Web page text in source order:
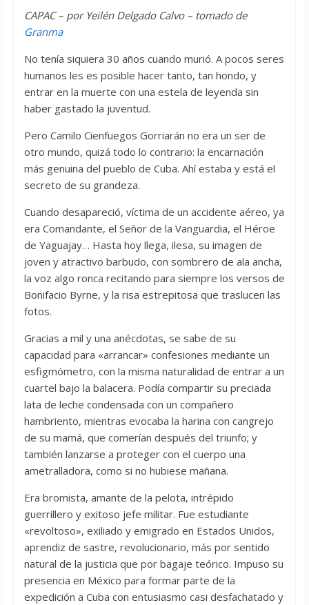
CAPAC – por Yeilén Delgado Calvo – tomado de
Granma
No tenía siquiera 30 años cuando murió. A pocos seres
humanos les es posible hacer tanto, tan hondo, y
entrar en la muerte con una estela de leyenda sin
haber gastado la juventud.
Pero Camilo Cienfuegos Gorriarán no era un ser de
otro mundo, quizá todo lo contrario: la encarnación
más genuina del pueblo de Cuba. Ahí estaba y está el
secreto de su grandeza.
Cuando desapareció, víctima de un accidente aéreo, ya
era Comandante, el Señor de la Vanguardia, el Héroe
de Yaguajay… Hasta hoy llega, ilesa, su imagen de
joven y atractivo barbudo, con sombrero de ala ancha,
la voz algo ronca recitando para siempre los versos de
Bonifacio Byrne, y la risa estrepitosa que traslucen las
fotos.
Gracias a mil y una anécdotas, se sabe de su
capacidad para «arrancar» confesiones mediante un
esfigmómetro, con la misma naturalidad de entrar a un
cuartel bajo la balacera. Podía compartir su preciada
lata de leche condensada con un compañero
hambriento, mientras evocaba la harina con cangrejo
de su mamá, que comerían después del triunfo; y
también lanzarse a proteger con el cuerpo una
ametralladora, como si no hubiese mañana.
Era bromista, amante de la pelota, intrépido
guerrillero y exitoso jefe militar. Fue estudiante
«revoltoso», exiliado y emigrado en Estados Unidos,
aprendiz de sastre, revolucionario, más por sentido
natural de la justicia que por bagaje teórico. Impuso su
presencia en México para formar parte de la
expedición a Cuba con entusiasmo casi desfachatado y